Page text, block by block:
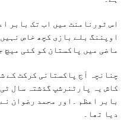
اس ٹورنامنٹ میں اب تک بابر
اوپننگ بلے بازی کچھ خاص
ماضی میں پاکستان کو کئی میچ
چنانچہ آج پاکستانی کرکٹ کے
دیا تھا۔